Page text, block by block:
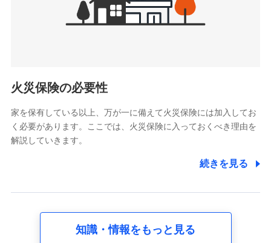
火災保険の必要性
家を保有している以上、万が一に備えて火災保険には加入してお
く必要があります。ここでは、火災保険に入っておくべき理由を
解説していきます。
続きを見る
知識・情報をもっと見る